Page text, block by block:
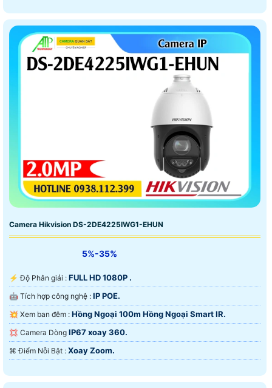
Camera Hikvision DS-2DE4225IWG1-EHUN
5%-35%
️⚡ Độ Phân giải : FULL HD 1080P .
🤖️ Tích hợp công nghệ : IP POE.
💥 Xem ban đêm : Hồng Ngoại 100m Hồng Ngoại Smart IR.
💢 Camera Dòng IP67 xoay 360.
️⌘ Điểm Nỗi Bật : Xoay Zoom.